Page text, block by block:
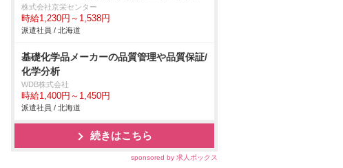
株式会社京栄センター
時給1,230円～1,538円
派遣社員 / 北海道
基礎化学品メーカーの品質管理や品質保証/
化学分析
WDB株式会社
時給1,400円～1,450円
派遣社員 / 北海道
続きはこちら
sponsored by 求人ボックス